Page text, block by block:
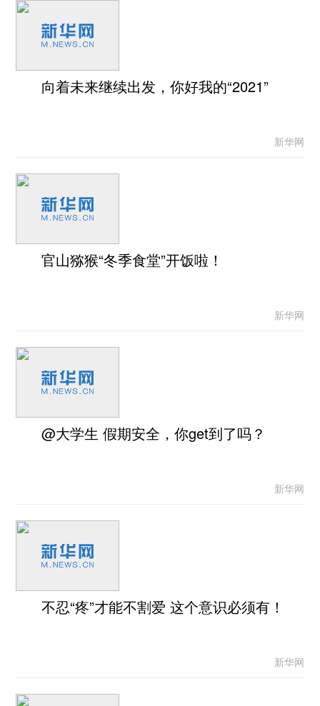
向着未来继续出发，你好我的“2021”
新华网
官山猕猴“冬季食堂”开饭啦！
新华网
@大学生 假期安全，你get到了吗？
新华网
不忍“疼”才能不割爱 这个意识必须有！
新华网